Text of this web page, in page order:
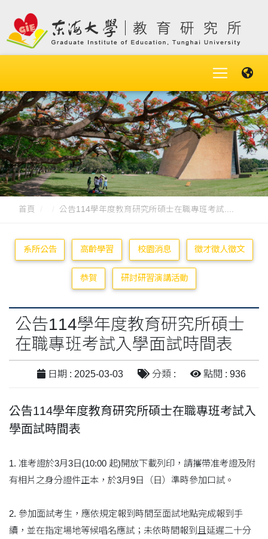
首頁 公告114學年度教育研究所碩士在職專班考試....
系所公告 高齡學習 校園消息 徵才徵人徵文
恭賀 研討研習演講活動
公告114學年度教育研究所碩士
在職專班考試入學面試時間表
日期 : 2025-03-03 分類 : 點閱 : 936
公告114學年度教育研究所碩士在職專班考試入
學面試時間表
1. 准考證於3月3日(10:00 起)開放下載列印，請攜帶准考證及附
有相片之身分證件正本，於3月9日（日）準時參加口試。
2. 參加面試考生，應依規定報到時間至面試地點完成報到手
續，並在指定場地等候唱名應試；未依時間報到且延遲二十分